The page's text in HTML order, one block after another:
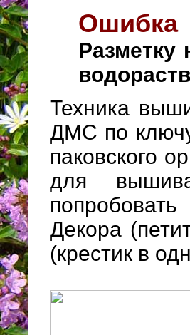
Ошибка
Разметку
Техника
ДМС по
паковского
для
Декора
(крестик в